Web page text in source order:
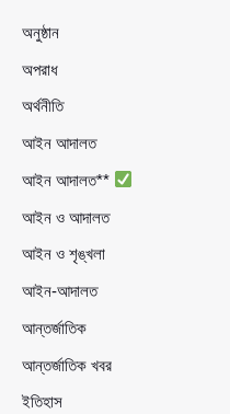
অনুষ্ঠান
অপরাধ
অর্থনীতি
আইন আদালত
আইন আদালত**
আইন ও আদালত
আইন ও শৃঙ্খলা
আইন-আদালত
আন্তর্জাতিক
আন্তর্জাতিক খবর
ইতিহাস